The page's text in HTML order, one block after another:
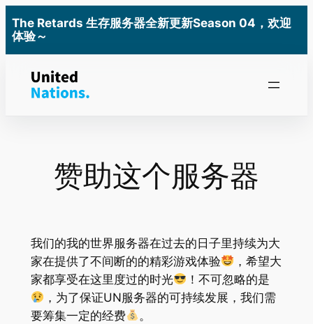
至
The Retards 生存服务器全新更新Season 04，欢迎
体验～
赞助这个服务器
我们的我的世界服务器在过去的日子里持续为大
家在提供了不间断的的精彩游戏体验
，希望大
家都享受在这里度过的时光
！不可忽略的是
，为了保证UN服务器的可持续发展，我们需
要筹集一定的经费
。